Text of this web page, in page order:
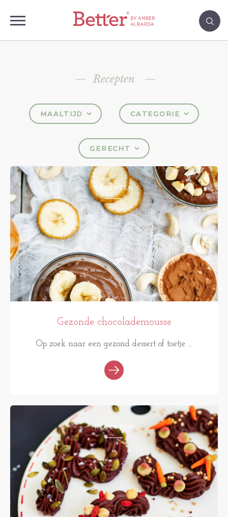
Recepten
MAALTIJD CATEGORIE
GERECHT
RECEPTEN
Gezonde chocolademousse
Op zoek naar een gezond dessert of toetje ...
RECEPTEN